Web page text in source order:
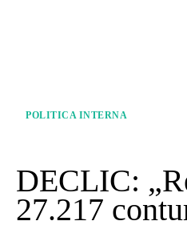
POLITICA INTERNA
DECLIC:
27.217